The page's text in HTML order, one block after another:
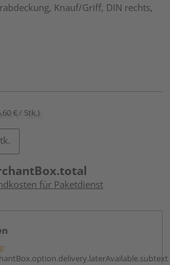
Knauf/Griff, DIN rechts,
€ / Stk.)
für Paketdienst